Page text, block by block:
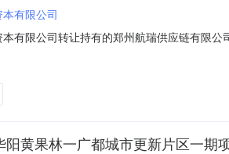
有限公司
有限公司转让持有的郑州航瑞供应链有限
采购范围1.项目名称：河南港源资本有限公
务，港源资本拟公开转让所
阳黄果林一广都城市更新片区一期